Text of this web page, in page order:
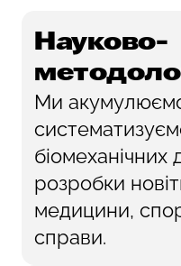
Науково-
Ми
біомеханічних
розробки
медицини,
справи.